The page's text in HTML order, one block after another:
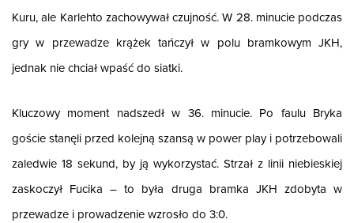
Kuru, ale Karlehto zachowywał czujność. W 28. minucie podczas
gry w przewadze krążek tańczył w polu bramkowym JKH,
jednak nie chciał wpaść do siatki.
Kluczowy moment nadszedł w 36. minucie. Po faulu Bryka
goście stanęli przed kolejną szansą w power play i potrzebowali
zaledwie 18 sekund, by ją wykorzystać. Strzał z linii niebieskiej
zaskoczył Fucika – to była druga bramka JKH zdobyta w
przewadze i prowadzenie wzrosło do 3:0.